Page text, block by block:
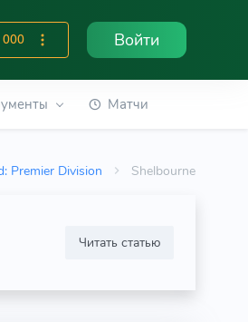
000 Войти
Матчи
Premier Division Shelbourne
Читать статью